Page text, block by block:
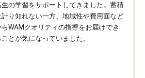
の学習をサポートしてきました。蓄積
り知れない一方、地域性や費用面など
WAMクオリティの指導をお届けでき
とが気になっていました。